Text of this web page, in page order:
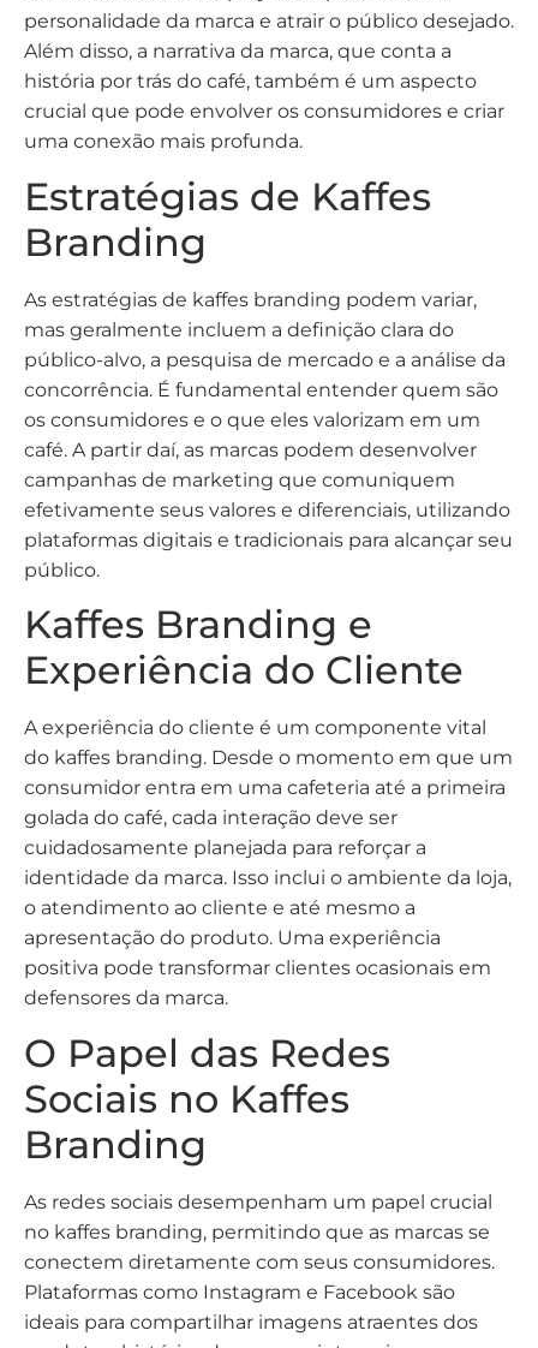
personalidade da marca e atrair o público desejado.
Além disso, a narrativa da marca, que conta a
história por trás do café, também é um aspecto
crucial que pode envolver os consumidores e criar
uma conexão mais profunda.
Estratégias de Kaffes
Branding
As estratégias de kaffes branding podem variar,
mas geralmente incluem a definição clara do
público-alvo, a pesquisa de mercado e a análise da
concorrência. É fundamental entender quem são
os consumidores e o que eles valorizam em um
café. A partir daí, as marcas podem desenvolver
campanhas de marketing que comuniquem
efetivamente seus valores e diferenciais, utilizando
plataformas digitais e tradicionais para alcançar seu
público.
Kaffes Branding e
Experiência do Cliente
A experiência do cliente é um componente vital
do kaffes branding. Desde o momento em que um
consumidor entra em uma cafeteria até a primeira
golada do café, cada interação deve ser
cuidadosamente planejada para reforçar a
identidade da marca. Isso inclui o ambiente da loja,
o atendimento ao cliente e até mesmo a
apresentação do produto. Uma experiência
positiva pode transformar clientes ocasionais em
defensores da marca.
O Papel das Redes
Sociais no Kaffes
Branding
As redes sociais desempenham um papel crucial
no kaffes branding, permitindo que as marcas se
conectem diretamente com seus consumidores.
Plataformas como Instagram e Facebook são
ideais para compartilhar imagens atraentes dos